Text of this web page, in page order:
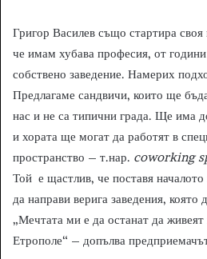
Григор Василев също стартира
че имам хубава професия, от
собствено заведение. Намерих
Предлагаме сандвичи, които ще
нас и не са типични града. Ще има
и хората ще могат да работят в
пространство – т.нар. coworking
Той е щастлив, че поставя
да направи верига заведения, която
„Мечтата ми е да останат да живеят
Етрополе“ – допълва